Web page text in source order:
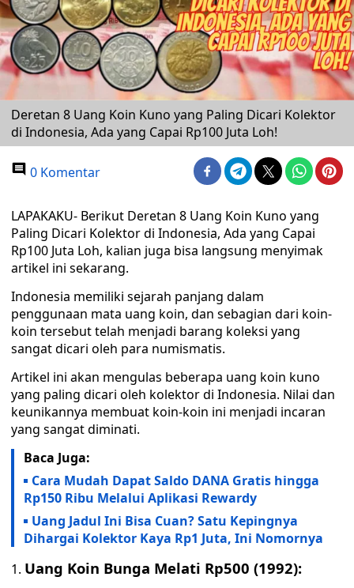
Deretan 8 Uang Koin Kuno yang Paling Dicari Kolektor
di Indonesia, Ada yang Capai Rp100 Juta Loh!
0 Komentar
LAPAKAKU- Berikut Deretan 8 Uang Koin Kuno yang
Paling Dicari Kolektor di Indonesia, Ada yang Capai
Rp100 Juta Loh, kalian juga bisa langsung menyimak
artikel ini sekarang.
Indonesia memiliki sejarah panjang dalam
penggunaan mata uang koin, dan sebagian dari koin-
koin tersebut telah menjadi barang koleksi yang
sangat dicari oleh para numismatis.
Artikel ini akan mengulas beberapa uang koin kuno
yang paling dicari oleh kolektor di Indonesia. Nilai dan
keunikannya membuat koin-koin ini menjadi incaran
yang sangat diminati.
Baca Juga:
Cara Mudah Dapat Saldo DANA Gratis hingga
Rp150 Ribu Melalui Aplikasi Rewardy
Uang Jadul Ini Bisa Cuan? Satu Kepingnya
Dihargai Kolektor Kaya Rp1 Juta, Ini Nomornya
Uang Koin Bunga Melati Rp500 (1992):